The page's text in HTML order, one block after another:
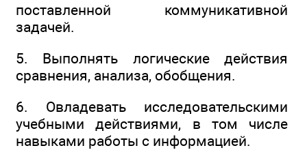
поставленной коммуникативной
задачей.
5. Выполнять логические действия
сравнения, анализа, обобщения.
6. Овладевать исследовательскими
учебными действиями, в том числе
навыками работы с информацией.